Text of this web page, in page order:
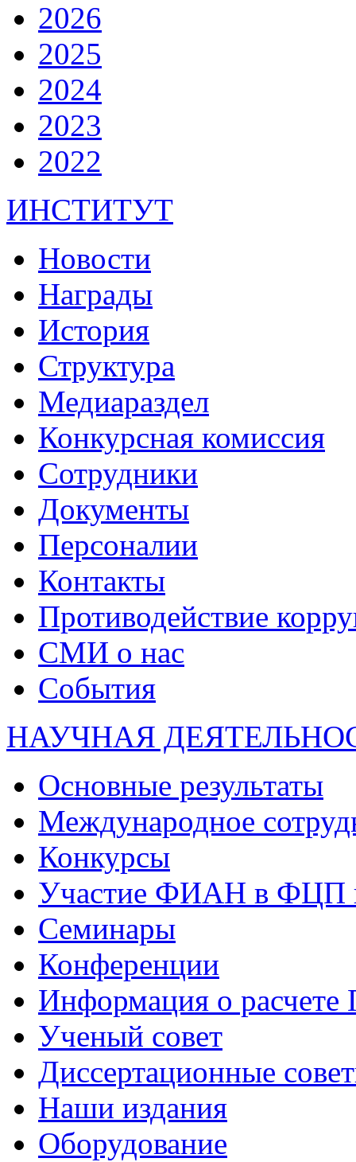
2026
2025
2024
2023
2022
ИНСТИТУТ
Новости
Награды
История
Структура
Медиараздел
Конкурсная комиссия
Сотрудники
Документы
Персоналии
Контакты
Противодействие
СМИ о нас
События
НАУЧНАЯ
Основные результаты
Международное
Конкурсы
Участие ФИАН в ФЦП
Семинары
Конференции
Информация о
Ученый совет
Диссертационные
Наши издания
Оборудование